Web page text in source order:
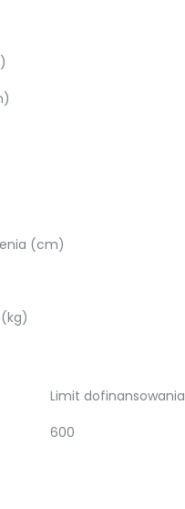
(cm)
Limit dofinansowania
600